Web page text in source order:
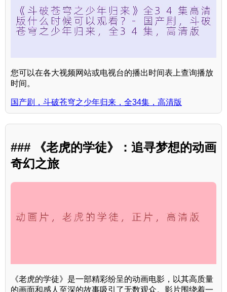
您可以在各大视频网站或电视台的播出时间表上查询播放
时间。
国产剧，斗破苍穹之少年归来，全34集，高清版
### 《老虎的学徒》：追寻梦想的动画
奇幻之旅
《老虎的学徒》是一部精彩纷呈的动画电影，以其高质量
的画面和感人至深的故事吸引了无数观众。影片围绕着一